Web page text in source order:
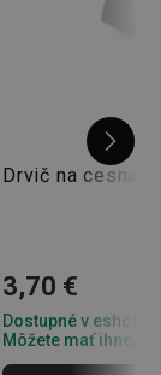
Drvič na cesnak
3,70 €
Dostupné v eshope
Môžete mať ihneď